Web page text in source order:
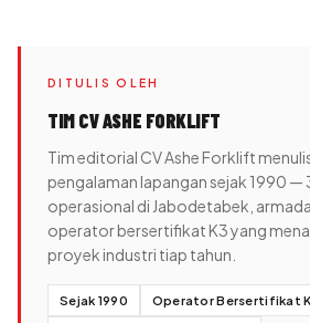
DITULIS OLEH
TIM CV ASHE FORKLIFT
Tim editorial CV Ashe Forklift
pengalaman lapangan sejak 1990 —
operasional di Jabodetabek,
operator bersertifikat K3 yang
proyek industri tiap tahun.
Sejak 1990 Operator Bersertifikat